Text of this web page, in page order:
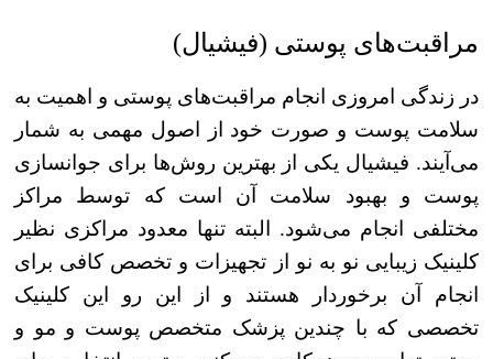
مراقبت‌های پوستی (فیشیال)
در زندگی امروزی انجام مراقبت‌های پوستی و اهمیت به
سلامت پوست و صورت خود از اصول مهمی به شمار
می‌آیند. فیشیال یکی از بهترین روش‌ها برای جوانسازی
پوست و بهبود سلامت آن است که توسط مراکز
مختلفی انجام می‌شود. البته تنها معدود مراکزی نظیر
کلینیک زیبایی نو به نو از تجهیزات و تخصص کافی برای
انجام آن برخوردار هستند و از این رو این کلینیک
تخصصی که با چندین پزشک متخصص پوست و مو و